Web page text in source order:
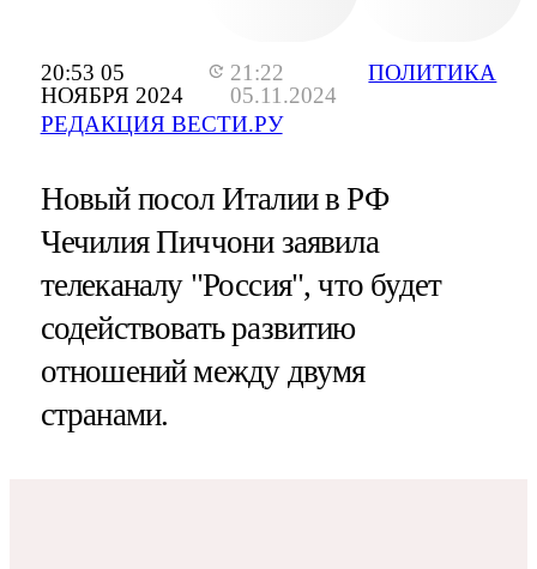
20:53 05
НОЯБРЯ 2024
21:22
05.11.2024
РЕДАКЦИЯ ВЕСТИ.РУ
ПОЛИТИКА
Новый посол Италии в РФ
Чечилия Пиччони заявила
телеканалу "Россия", что будет
содействовать развитию
отношений между двумя
странами.